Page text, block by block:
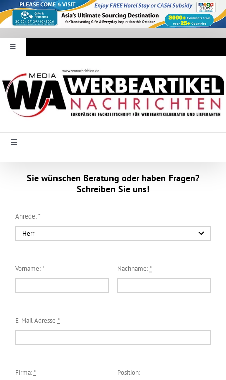
Inhalt
springen
Toggle
Navigation
Werbeartikel Nachrichten
E-Paper
WA Media
Kontakt
Toggle
Messen & Events
Unternehmen
Product Guide
Sie wünschen Beratung oder haben Fragen?
Schreiben Sie uns!
Anrede:*
Vorname:* Nachname:*
E-Mail Adresse *
Firma:* Position: